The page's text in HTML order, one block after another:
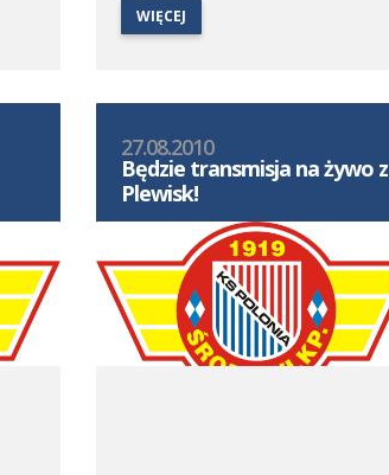
WIĘCEJ
27.08.2010
Będzie transmisja na żywo z
Plewisk!